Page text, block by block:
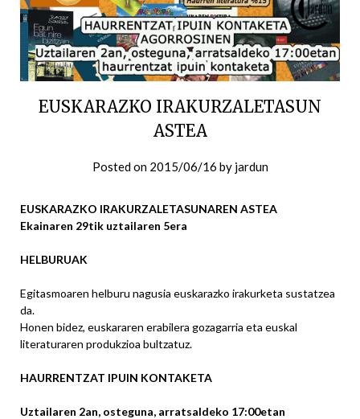
EUSKARAZKO IRAKURZALETASUN
ASTEA
Posted on 2015/06/16 by jardun
EUSKARAZKO IRAKURZALETASUNAREN ASTEA
Ekainaren 29tik uztailaren 5era
HELBURUAK
Egitasmoaren helburu nagusia euskarazko irakurketa sustatzea
da.
Honen bidez, euskararen erabilera gozagarria eta euskal
literaturaren produkzioa bultzatuz.
HAURRENTZAT IPUIN KONTAKETA
Uztailaren 2an, osteguna, arratsaldeko 17:00etan